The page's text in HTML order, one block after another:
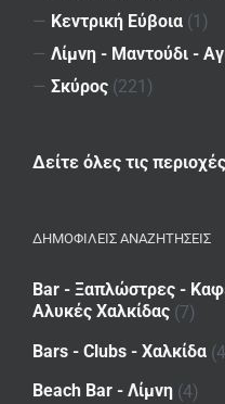
— Κεντρική Εύβοια (1)
— Λίμνη - Μαντούδι -
— Σκύρος (221)
Δείτε όλες τις περιοχές
ΔΗΜΟΦΙΛΕΙΣ ΑΝΑΖΗΤΗΣΕΙΣ
Bar - Ξαπλώστρες -
Αλυκές Χαλκίδας (7)
Bars - Clubs - Χαλκίδα
Beach Bar - Λίμνη (4)